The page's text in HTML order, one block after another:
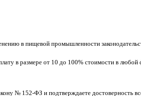
в пищевой промышленности
в размере от 10 до 100% стоимости в
№ 152-ФЗ и подтверждаете достоверность